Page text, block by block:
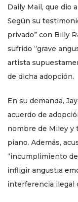
Daily Mail, que dio
Según su
privado” con Billy
sufrido “grave
artista
de dicha adopción.
En su demanda,
acuerdo de
nombre de Miley y
piano. Además,
“incumplimiento
infligir angustia
interferencia ilegal